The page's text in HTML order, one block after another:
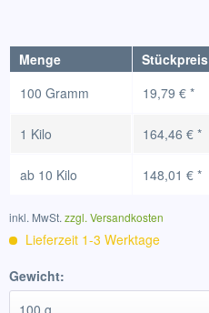
Menge Stückpreis
100 Gramm
19,79 € *
1 Kilo 164,46 € *
ab 10 Kilo 148,01 € *
inkl. MwSt. zzgl. Versandkosten
Lieferzeit 1-3 Werktage
Gewicht: